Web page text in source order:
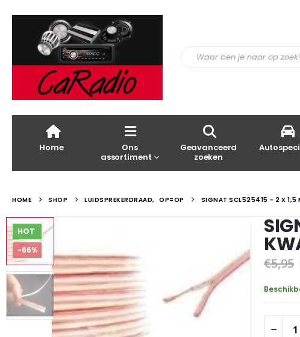
Home
Ons
assortiment
Geavanceerd
zoeken
HOME SHOP LUIDSPREKERDRAAD, OP=OP SIGNAT SCL525415 – 2 X 1,5
HOT
-66%
€5,95